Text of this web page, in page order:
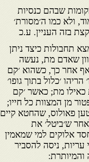
שבהם כנסיות
ולא כמו ה׳מסורת׳
בזה העניין. ע.כ
תחבולות כיצד ניתן
שאדם מת, נעשה
אף אחר כך, כשהוא ׳קם
׳כלול בתוך גופו׳
כאילו מת; כאשר ׳קם
מן המצוות כל חייו;
פאולוס, שהחטא קיים
ש׳ביטל׳ את
אלוקים למי שמאמין
עריות, ניסה להסביר